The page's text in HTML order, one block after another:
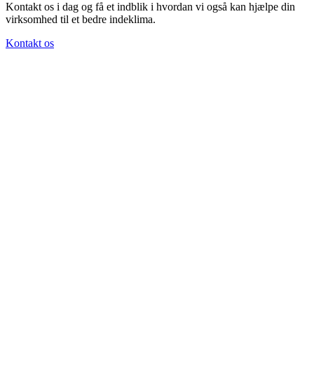
Kontakt os i dag og få et indblik i hvordan vi også kan hjælpe din
virksomhed til et bedre indeklima.
Kontakt os